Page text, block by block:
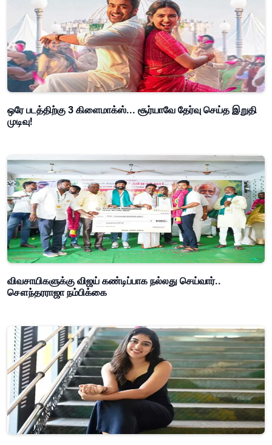
ஒரே படத்திற்கு 3 கிளைமாக்ஸ்... சூர்யாவே தேர்வு செய்த இறுதி
முடிவு!
விவசாயிகளுக்கு விஜய் கண்டிப்பாக நல்லது செய்வார்..
சௌந்தரராஜா நம்பிக்கை